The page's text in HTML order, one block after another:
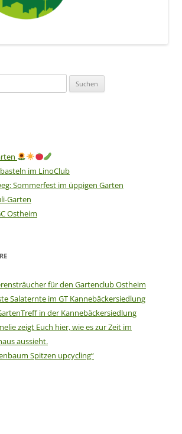
im LinoClub
Sommerfest im üppigen Garten
Garten
Ostheim
für den Gartenclub Ostheim
Salaternte im GT Kannebäckersiedlung
in der Kannebäckersiedlung
zeigt Euch hier, wie es zur Zeit im
aussieht.
Spitzen upcycling“